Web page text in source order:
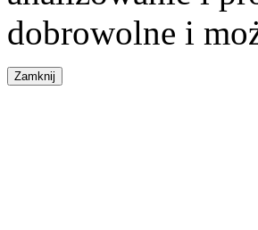
dobrowolne i